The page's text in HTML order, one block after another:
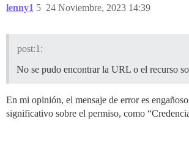
lenny1 24 Noviembre, 2023 14:39
5
post:1:
No se pudo encontrar la URL o el recurso
En mi opinión, el mensaje de error es
significativo sobre el permiso, como